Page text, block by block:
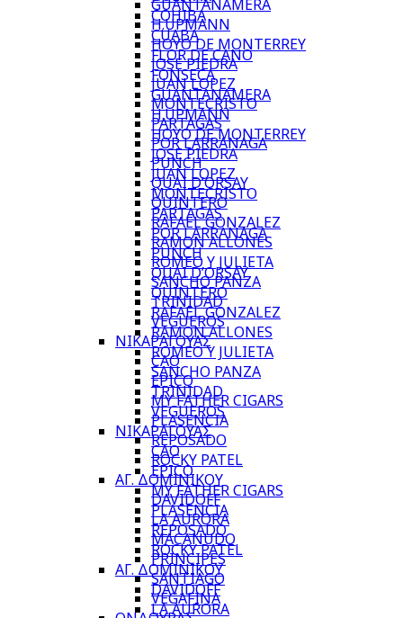
GUANTANAMERA
H.UPMANN
HOYO DE MONTERREY
JOSE PIEDRA
JUAN LOPEZ
MONTECRISTO
PARTAGAS
POR LARRANAGA
PUNCH
QUAI D’ORSAY
QUINTERO
RAFAEL GONZALEZ
RAMON ALLONES
ROMEO Y JULIETA
SANCHO PANZA
TRINIDAD
VEGUEROS
ΝΙΚΑΡΑΓΟΥΑΣ
CAO
EPICO
MY FATHER CIGARS
PLASENCIA
REPOSADO
ROCKY PATEL
ΑΓ. ΔΟΜΙΝΙΚΟΥ
DAVIDOFF
LA AURORA
MACANUDO
PRINCIPES
SANTIAGO
VEGAFINA
COHIBA
CUABA
FLOR DE CANO
FONSECA
GUANTANAMERA
H.UPMANN
HOYO DE MONTERREY
JOSE PIEDRA
JUAN LOPEZ
MONTECRISTO
PARTAGAS
POR LARRANAGA
PUNCH
QUAI D’ORSAY
QUINTERO
RAFAEL GONZALEZ
RAMON ALLONES
ROMEO Y JULIETA
SANCHO PANZA
TRINIDAD
VEGUEROS
ΝΙΚΑΡΑΓΟΥΑΣ
CAO
EPICO
MY FATHER CIGARS
PLASENCIA
REPOSADO
ROCKY PATEL
ΑΓ. ΔΟΜΙΝΙΚΟΥ
DAVIDOFF
LA AURORA